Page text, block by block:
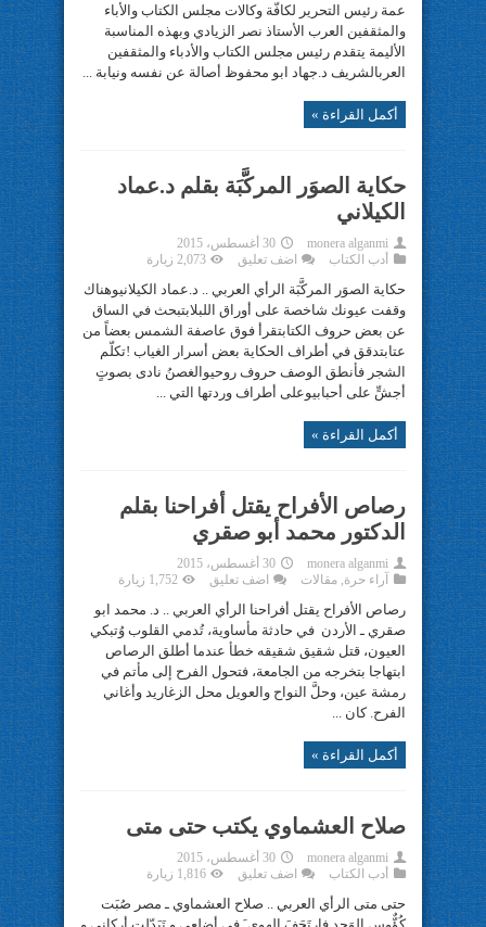
عمة رئيس التحرير لكافّة وكالات مجلس الكتاب والأباء
والمثقفين العرب الأستاذ نصر الزيادي وبهذه المناسبة
الأليمة يتقدم رئيس مجلس الكتاب والأدباء والمثقفين
العربالشريف د.جهاد ابو محفوظ أصالة عن نفسه ونيابة ...
أكمل القراءة »
حكاية الصوَر المركَّبَة بقلم د.عماد
الكيلاني
monera alganmi
30 أغسطس، 2015
أدب الكتاب
اضف تعليق 2,073 زيارة
حكاية الصوَر المركَّبَة الرأي العربي .. د.عماد الكيلانيوهناك
وقفت عيونك شاخصة على أوراق اللبلابتبحث في الساق
عن بعض حروف الكتابتقرأ فوق عاصفة الشمس بعضاً من
عتابتدقق في أطراف الحكاية بعض أسرار الغياب !تكلّم
الشجر فأنطق الوصف حروف روحيوالغصنُ نادى بصوتٍ
أجشٍّ على أحبابيوعلى أطراف وردتها التي ...
أكمل القراءة »
رصاص الأفراح يقتل أفراحنا بقلم
الدكتور محمد أبو صقري
monera alganmi
30 أغسطس، 2015
آراء حرة, مقالات اضف تعليق 1,752 زيارة
رصاص الأفراح يقتل أفراحنا الرأي العربي .. د. محمد ابو
صقري ـ الأردن في حادثة مأساوية، تُدمي القلوب وُتبكي
العيون، قتل شقيق شقيقه خطأ عندما أطلق الرصاص
ابتهاجا بتخرجه من الجامعة، فتحول الفرح إلى مأتم في
رمشة عين، وحلَّ النواح والعويل محل الزغاريد وأغاني
الفرح. كان ...
أكمل القراءة »
صلاح العشماوي يكتب حتى متى
monera alganmi
30 أغسطس، 2015
أدب الكتاب
اضف تعليق 1,816 زيارة
حتى متى الرأي العربي .. صلاح العشماوي ـ مصر صُبَت